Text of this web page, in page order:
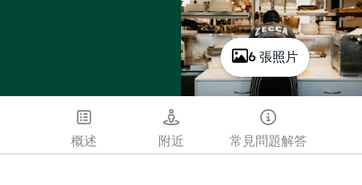
6 張照片
概述 附近 常見問題解答